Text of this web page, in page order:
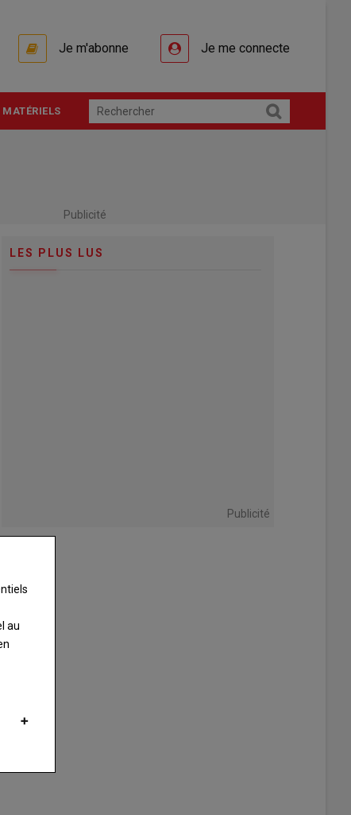
Je m'abonne Je me connecte
Publicité
LES PLUS LUS
Publicité
au